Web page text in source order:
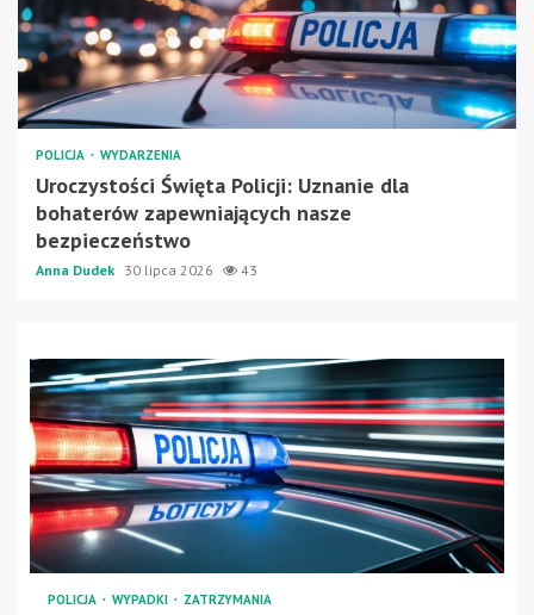
POLICJA WYDARZENIA
Uroczystości Święta Policji: Uznanie dla
bohaterów zapewniających nasze
bezpieczeństwo
Anna Dudek 30 lipca 2026 43
POLICJA WYPADKI ZATRZYMANIA